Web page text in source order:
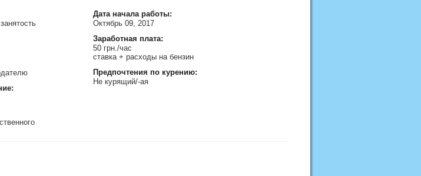
Дата начала работы:
Октябрь 09, 2017
Заработная плата:
50 грн./час
ставка + расходы на бензин
Предпочтения по курению:
Не курящий/-ая